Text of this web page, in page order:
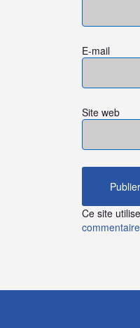
E-mail
Site web
Ce site